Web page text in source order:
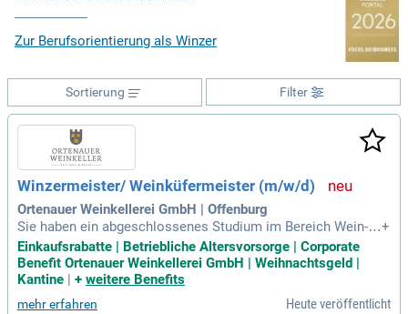
Zur Berufsorientierung als Winzer
Filter
Sortierung
Winzermeister/ Weinküfermeister (m/w/d)
Ortenauer Weinkellerei GmbH | Offenburg
Sie haben ein abgeschlossenes Studium im Bereich Wein-T
echnologie-Management oder eine abgeschlossene Weiterb
ildung als Winzermeister/-in bzw.
+
Einkaufsrabatte | Betriebliche Altersvorsorge | Corporate
Benefit Ortenauer Weinkellerei GmbH | Weihnachtsgeld |
Kantine | + weitere Benefits
mehr erfahren Heute veröffentlicht